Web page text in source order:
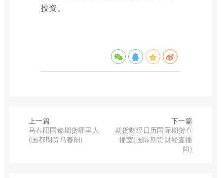
投资。
上一篇
马春阳国都期货哪里人
(国都期货马春阳)
下一篇
期货财经日历国际期货直
播室(国际期货财经直播
间)